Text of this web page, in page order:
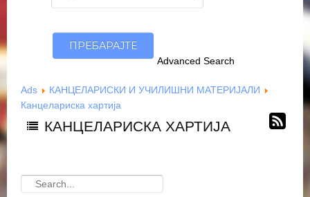
Advanced Search
Ads
КАНЦЕЛАРИСКИ И УЧИЛИШНИ МАТЕРИЈАЛИ
Канцелариска хартија
КАНЦЕЛАРИСКА ХАРТИЈА